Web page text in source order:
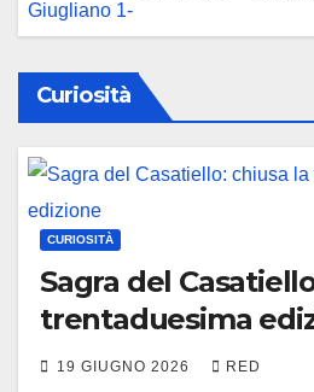
Curiosità
CURIOSITÀ
Sagra del
trentaduesima
19 GIUGNO 2026 RED